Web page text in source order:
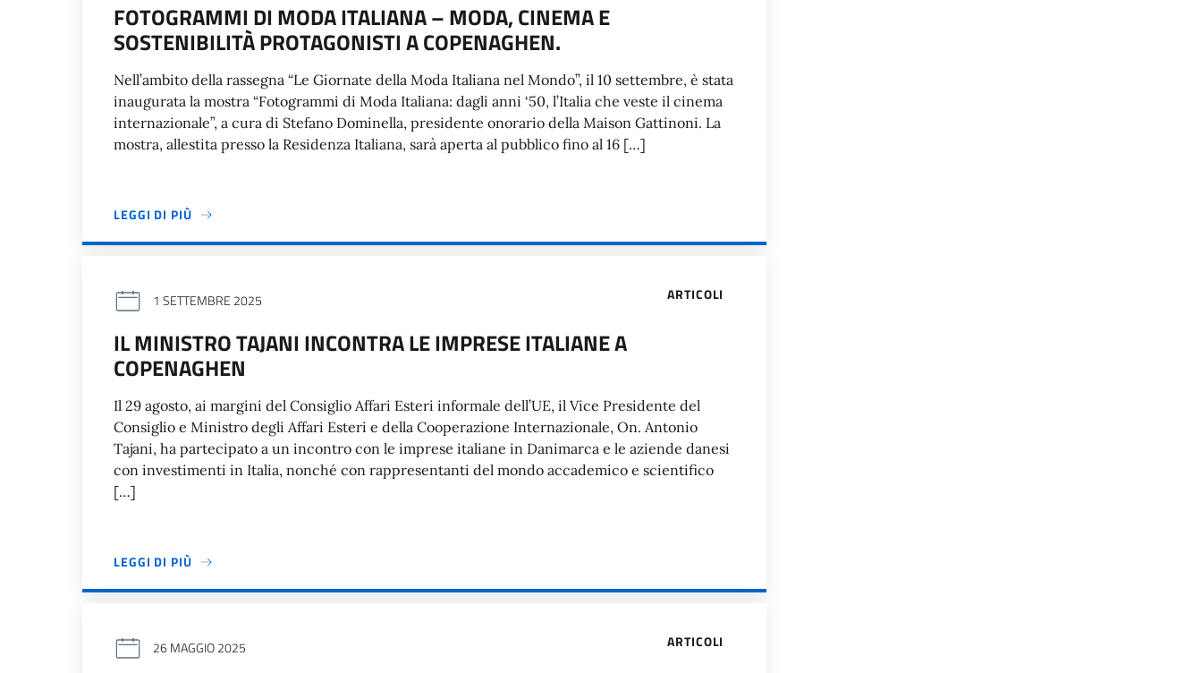
FOTOGRAMMI DI MODA ITALIANA – MODA, CINEMA E
SOSTENIBILITÀ PROTAGONISTI A COPENAGHEN.
Nell’ambito della rassegna “Le Giornate della Moda Italiana nel Mondo”, il 10 settembre, è stata
inaugurata la mostra “Fotogrammi di Moda Italiana: dagli anni ‘50, l’Italia che veste il cinema
internazionale”, a cura di Stefano Dominella, presidente onorario della Maison Gattinoni. La
mostra, allestita presso la Residenza Italiana, sarà aperta al pubblico fino al 16 […]
LEGGI DI PIÙ
ARTICOLI
1 SETTEMBRE 2025
IL MINISTRO TAJANI INCONTRA LE IMPRESE ITALIANE A
COPENAGHEN
Il 29 agosto, ai margini del Consiglio Affari Esteri informale dell’UE, il Vice Presidente del
Consiglio e Ministro degli Affari Esteri e della Cooperazione Internazionale, On. Antonio
Tajani, ha partecipato a un incontro con le imprese italiane in Danimarca e le aziende danesi
con investimenti in Italia, nonché con rappresentanti del mondo accademico e scientifico
[…]
LEGGI DI PIÙ
ARTICOLI
26 MAGGIO 2025